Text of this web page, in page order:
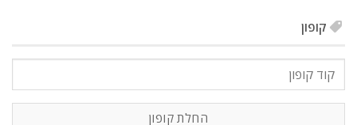
קופון
החלת קופון